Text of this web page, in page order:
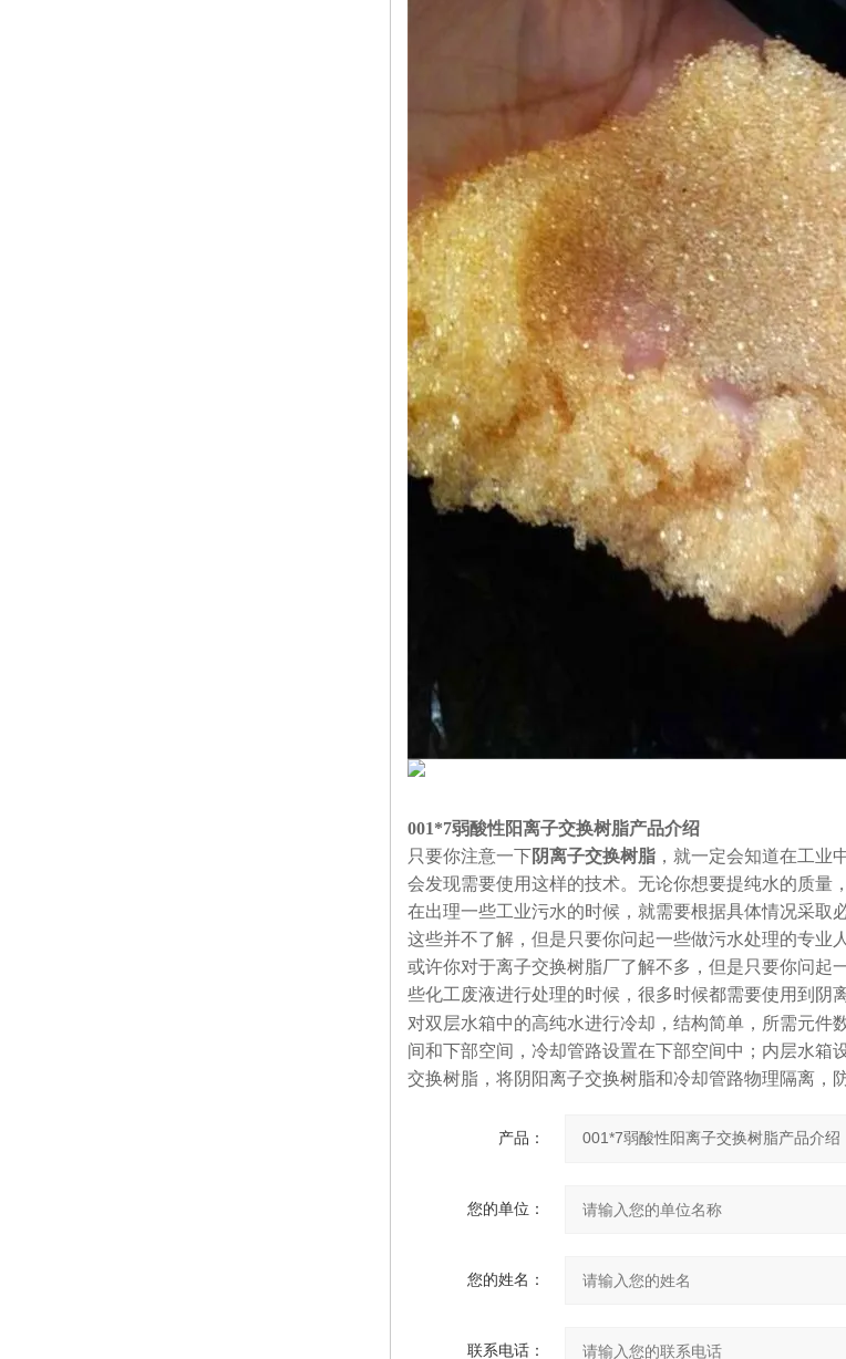
001*7弱酸性阳离子交换树脂产品介绍
只要你注意一下阴离子交换树脂 ，就一定会知道在工业
会发现需要使用这样的技术。无论你想要提纯水的质量
在出理一些工业污水的时候，就需要根据具体情况采取
这些并不了解，但是只要你问起一些做污水处理的专业
或许你对于离子交换树脂厂了解不多，但是只要你问起
些化工废液进行处理的时候，很多时候都需要使用到阴
对双层水箱中的高纯水进行冷却，结构简单，所需元
间和下部空间，冷却管路设置在下部空间中；内层水
交换树脂，将阴阳离子交换树脂和冷却管路物理隔离，
产品：
您的单位：
您的姓名：
联系电话：